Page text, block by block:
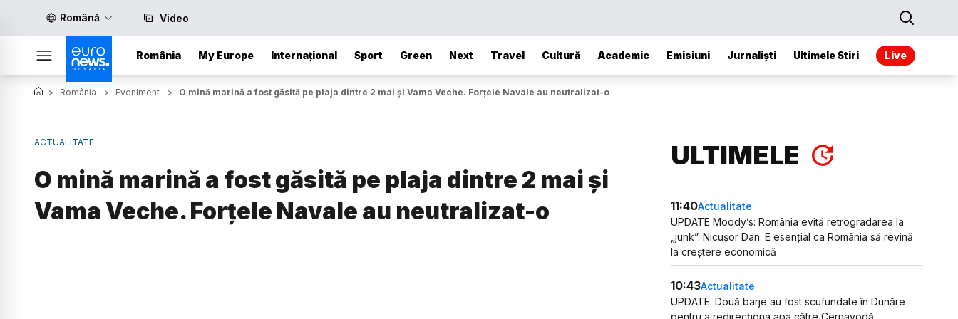
Română Video
România My Europe Internațional Sport Green Next Travel Cultură Academic Emisiuni Jurnaliști Ultimele Stiri Live
> România > Eveniment > O mină marină a fost găsită pe plaja dintre 2 mai și Vama Veche. Forțele Navale au neutralizat-o
ACTUALITATE
O mină marină a fost găsită pe plaja dintre 2 mai și
Vama Veche. Forțele Navale au neutralizat-o
ULTIMELE
11:40Actualitate
UPDATE Moody’s: România evită retrogradarea la
„junk”. Nicușor Dan: E esențial ca România să revină
la creștere economică
10:43Actualitate
UPDATE. Două barje au fost scufundate în Dunăre
pentru a redirecționa apa către Cernavodă.